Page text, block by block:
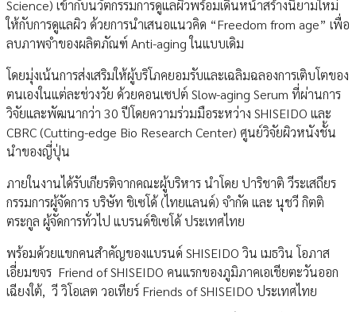
Science) เข้ากับนวัตกรรมการดูแลผิวพร้อมเดินหน้าสร้างนิยามใหม่
ให้กับการดูแลผิว ด้วยการนำเสนอแนวคิด “Freedom from age” เพื่อ
ลบภาพจำของผลิตภัณฑ์ Anti-aging ในแบบเดิม
โดยมุ่งเน้นการส่งเสริมให้ผู้บริโภคยอมรับและเฉลิมฉลองการเติบโตของ
ตนเองในแต่ละช่วงวัย ด้วยคอนเซปต์ Slow-aging Serum ที่ผ่านการ
วิจัยและพัฒนากว่า 30 ปีโดยความร่วมมือระหว่าง SHISEIDO และ
CBRC (Cutting-edge Bio Research Center) ศูนย์วิจัยผิวหนังชั้น
นำของญี่ปุ่น
ภายในงานได้รับเกียรติจากคณะผู้บริหาร นำโดย ปาริชาติ วีระเสถียร
กรรมการผู้จัดการ บริษัท ชิเซโด้ (ไทยแลนด์) จำกัด และ นุชวี กิตติ
ตระกูล ผู้จัดการทั่วไป แบรนด์ชิเซโด้ ประเทศไทย
พร้อมด้วยแขกคนสำคัญของแบรนด์ SHISEIDO วิน เมธวิน โอภาส
เอี่ยมขจร Friend of SHISEIDO คนแรกของภูมิภาคเอเชียตะวันออก
เฉียงใต้, วี วิโอเลต วอเทียร์ Friends of SHISEIDO ประเทศไทย